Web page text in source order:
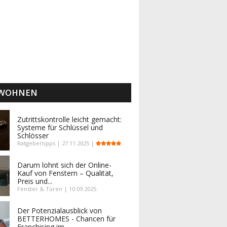
Zutrittskontrolle leicht gemacht:
Systeme für Schlüssel und
Schlösser
Ratgebertipps | 27.11.2025 |
Darum lohnt sich der Online-
Kauf von Fenstern – Qualität,
Preis und...
Fenster & Türen | 10.09.2025
Der Potenzialausblick von
BETTERHOMES - Chancen für